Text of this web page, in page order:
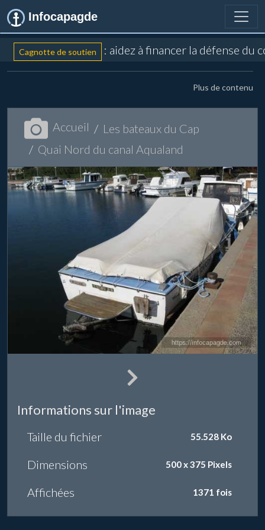
Infocapagde
Cagnotte de soutien : aidez à financer la défense
Plus de contenu
Accueil
Les bateaux du Cap
Quai Nord du canal Aqualand
Informations sur l'image
Taille du fichier 55.528 Ko
Dimensions 500 x 375 Pixels
Affichées 1371 fois